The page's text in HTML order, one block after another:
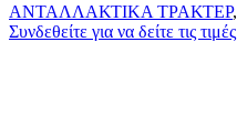
ΑΝΤΑΛΛΑΚΤΙΚΑ ΤΡΑΚΤΕΡ,
Συνδεθείτε για να δείτε τις τιμές